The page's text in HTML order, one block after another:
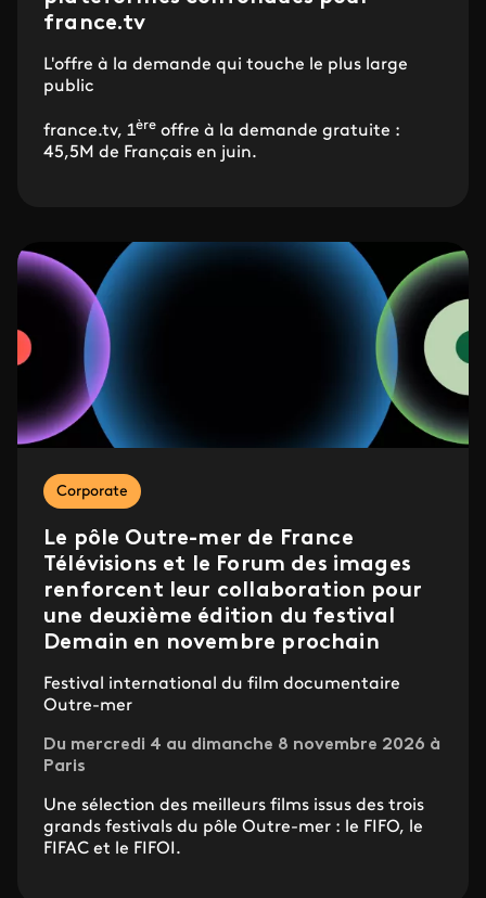
france.tv
L'offre à la demande qui touche le plus large
public
france.tv, 1ère offre à la demande gratuite :
45,5M de Français en juin.
Corporate
Le pôle Outre-mer de France
Télévisions et le Forum des images
renforcent leur collaboration pour
une deuxième édition du festival
Demain en novembre prochain
Festival international du film documentaire
Outre-mer
Du mercredi 4 au dimanche 8 novembre 2026 à
Paris
Une sélection des meilleurs films issus des trois
grands festivals du pôle Outre-mer : le FIFO, le
FIFAC et le FIFOI.